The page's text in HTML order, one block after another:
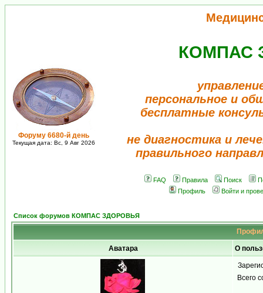
Форуму 6680-й день
Текущая дата: Вс, 9 Авг 2026
КОМПАС
персональное и
бесплатные
не диагностика и
правильного
FAQ Правила Поиск
Профиль
Войти и
Список форумов КОМПАС ЗДОРОВЬЯ
Аватара О
Всего